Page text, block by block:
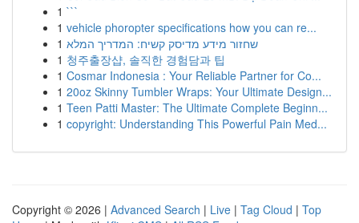
1 ```
1 vehicle phoropter specifications how you can re...
1 שחזור מידע מדיסק קשיח: המדריך המלא
1 청주출장샵, 솔직한 경험담과 팁
1 Cosmar Indonesia : Your Reliable Partner for Co...
1 20oz Skinny Tumbler Wraps: Your Ultimate Design...
1 Teen Patti Master: The Ultimate Complete Beginn...
1 copyright: Understanding This Powerful Pain Med...
Copyright © 2026 | Advanced Search | Live | Tag Cloud | Top